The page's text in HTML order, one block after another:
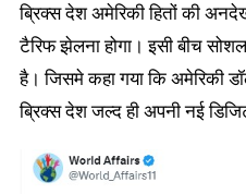
ब्रिक्स देश अमेरिकी हितों की
टैरिफ झेलना होगा। इसी बीच
है। जिसमे कहा गया कि अमेरिकी
ब्रिक्स देश जल्द ही अपनी नई